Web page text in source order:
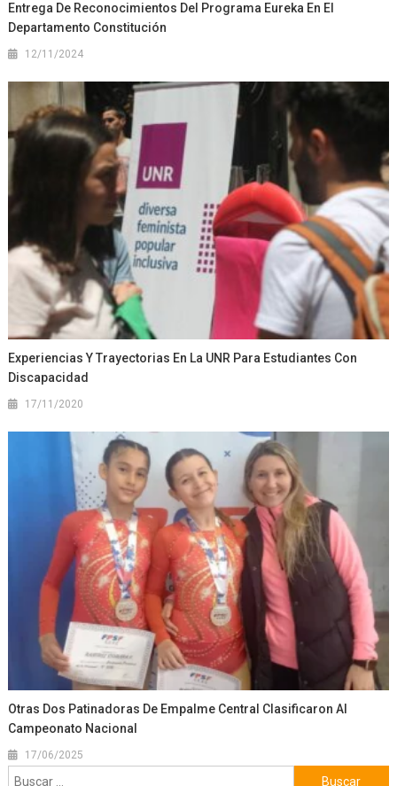
Entrega De Reconocimientos Del Programa Eureka En El
Departamento Constitución
12/11/2024
Experiencias Y Trayectorias En La UNR Para Estudiantes Con
Discapacidad
17/11/2020
Otras Dos Patinadoras De Empalme Central Clasificaron Al
Campeonato Nacional
17/06/2025
Buscar: